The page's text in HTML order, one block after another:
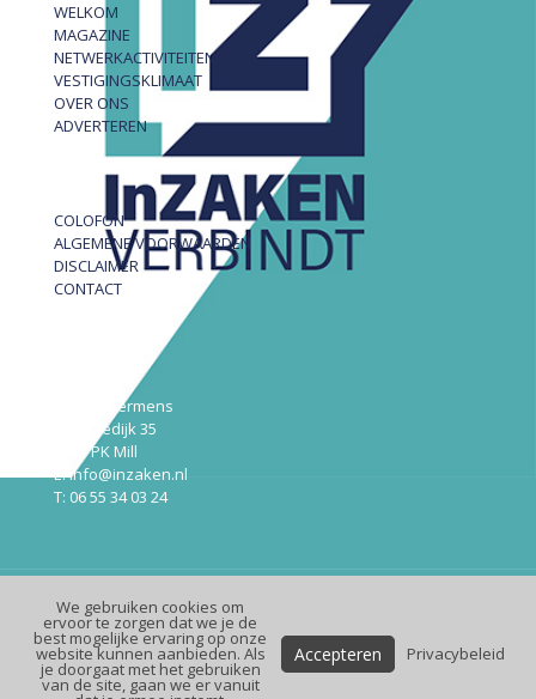
WELKOM
MAGAZINE
NETWERKACTIVITEITEN
VESTIGINGSKLIMAAT
OVER ONS
ADVERTEREN
COLOFON
ALGEMENE VOORWAARDEN
DISCLAIMER
CONTACT
Robert Hermens
Udensedijk 35
5451 PK Mill
E: info@inzaken.nl
T: 06 55 34 03 24
© InZaken.nl
Design:Maek| Website: Premium Online
We gebruiken cookies om
ervoor te zorgen dat we je de
best mogelijke ervaring op onze
website kunnen aanbieden. Als
je doorgaat met het gebruiken
van de site, gaan we er vanuit
Accepteren Privacybeleid